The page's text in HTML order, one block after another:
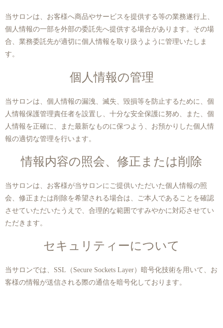
当サロンは、お客様へ商品やサービスを提供する等の業務遂行上、
個人情報の一部を外部の委託先へ提供する場合があります。その場
合、業務委託先が適切に個人情報を取り扱うように管理いたしま
す。
個人情報の管理
当サロンは、個人情報の漏洩、滅失、毀損等を防止するために、個
人情報保護管理責任者を設置し、十分な安全保護に努め、また、個
人情報を正確に、また最新なものに保つよう、お預かりした個人情
報の適切な管理を行います。
情報内容の照会、修正または削除
当サロンは、お客様が当サロンにご提供いただいた個人情報の照
会、修正または削除を希望される場合は、ご本人であることを確認
させていただいたうえで、合理的な範囲ですみやかに対応させてい
ただきます。
セキュリティーについて
当サロンでは、SSL（Secure Sockets Layer）暗号化技術を用いて、お
客様の情報が送信される際の通信を暗号化しております。